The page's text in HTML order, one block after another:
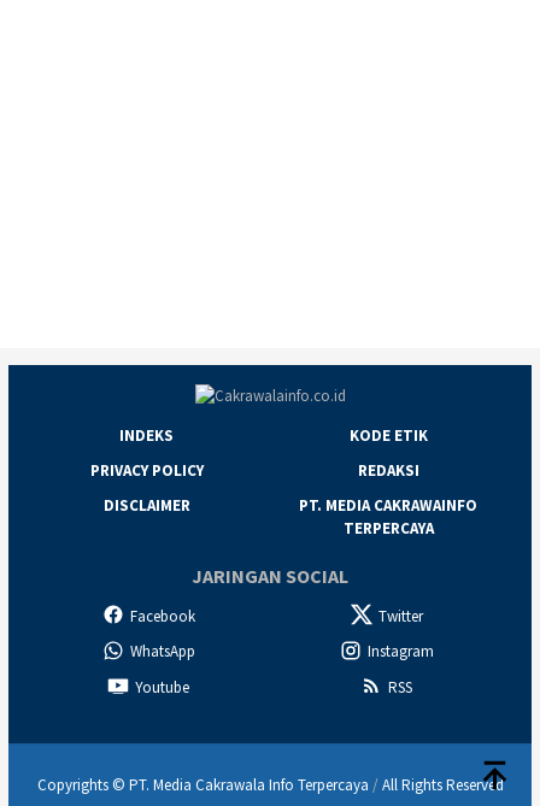
INDEKS
KODE ETIK
PRIVACY POLICY
REDAKSI
DISCLAIMER
PT. MEDIA CAKRAWAINFO
TERPERCAYA
JARINGAN SOCIAL
Facebook
Twitter
WhatsApp
Instagram
Youtube
RSS
Copyrights © PT. Media Cakrawala Info Terpercaya /All Rights Reserved